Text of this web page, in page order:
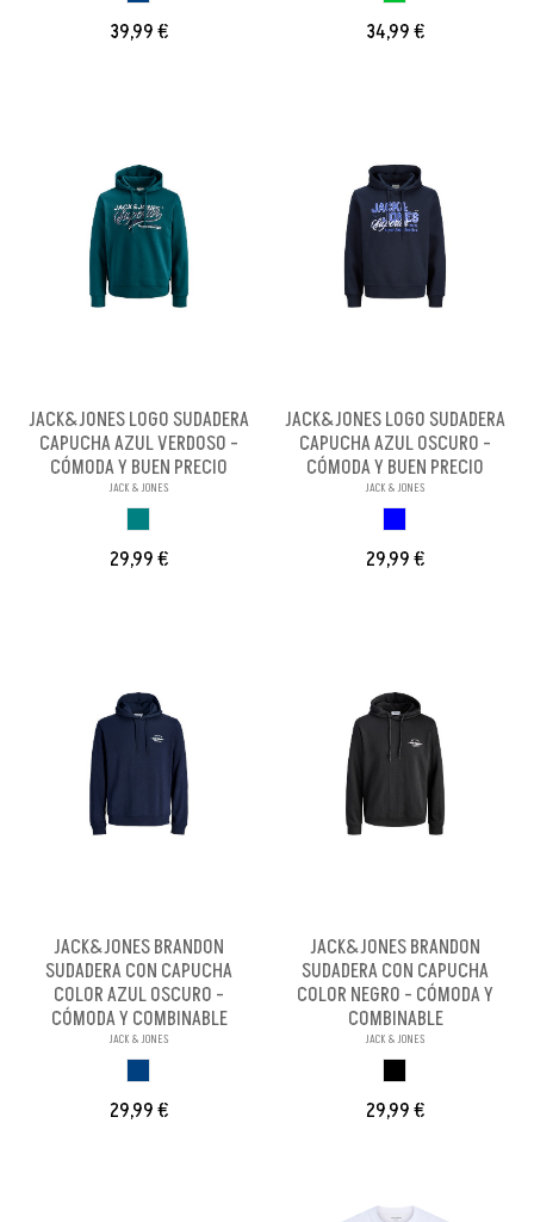
39,99 € 34,99 €
JACK&JONES LOGO SUDADERA
CAPUCHA AZUL VERDOSO -
CÓMODA Y BUEN PRECIO
JACK & JONES
29,99 €
JACK&JONES LOGO SUDADERA
CAPUCHA AZUL OSCURO -
CÓMODA Y BUEN PRECIO
JACK & JONES
29,99 €
JACK&JONES BRANDON
SUDADERA CON CAPUCHA
COLOR AZUL OSCURO -
CÓMODA Y COMBINABLE
JACK & JONES
29,99 €
JACK&JONES BRANDON
SUDADERA CON CAPUCHA
COLOR NEGRO - CÓMODA Y
COMBINABLE
JACK & JONES
29,99 €